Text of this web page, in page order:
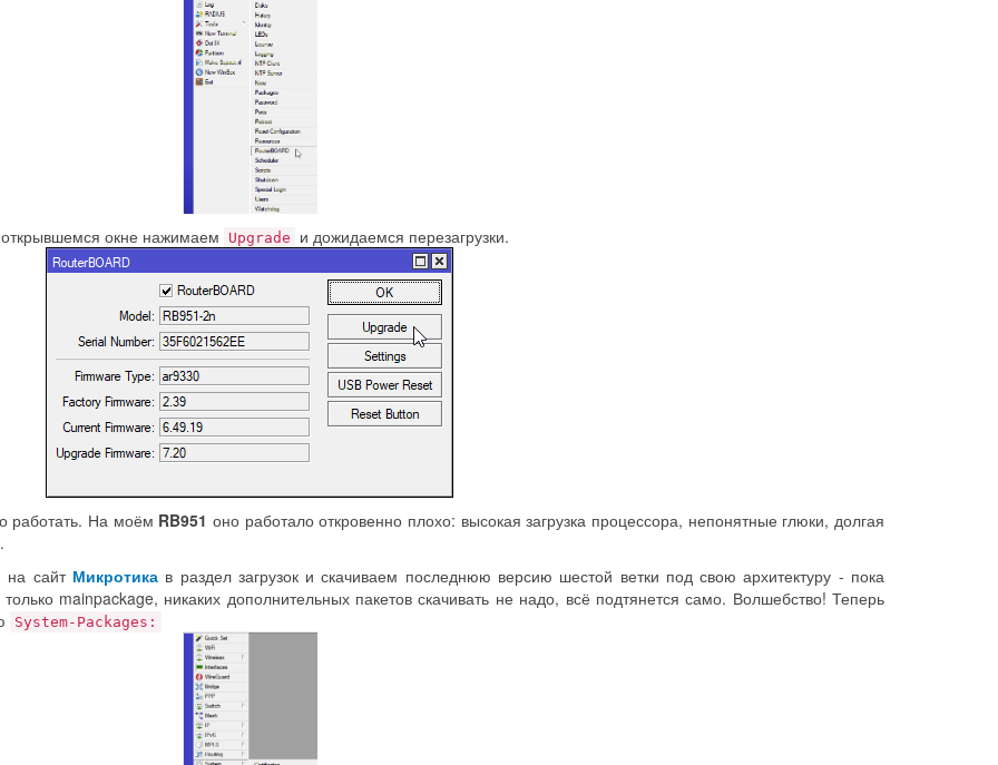
окне нажимаем Upgrade и дожидаемся перезагрузки.
работать. На моём RB951 оно работало откровенно плохо: высокая загрузка процессора, непонятные глюки, долгая
сайт Микротика в раздел загрузок и скачиваем последнюю версию шестой ветки под свою архитектуру - пока
mainpackage, никаких дополнительных пакетов скачивать не надо, всё подтянется само. Волшебство! Теперь
System-Packages: